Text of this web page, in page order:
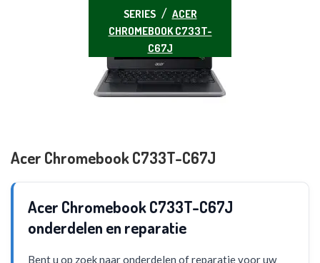
SERIES
ACER
CHROMEBOOK C733T-
C67J
Acer Chromebook C733T-C67J
Acer Chromebook C733T-C67J
onderdelen en reparatie
Bent u op zoek naar onderdelen of reparatie voor uw